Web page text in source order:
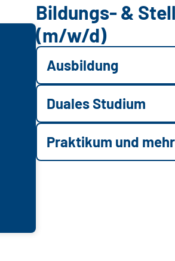
Bildungs- &
(m/w/d)
Ausbildung
Duales Studium
Praktikum und mehr